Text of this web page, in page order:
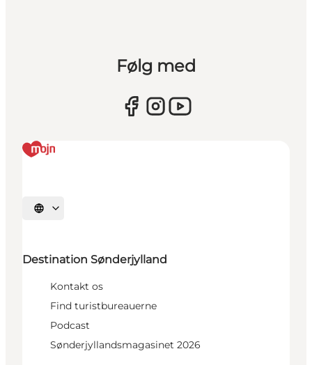
Følg med
Vælg sprog
Destination Sønderjylland
Kontakt os
Find turistbureauerne
Podcast
Sønderjyllandsmagasinet 2026